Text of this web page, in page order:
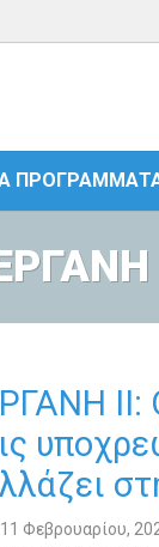
ΙΙ:
11 Φεβρουαρίου,